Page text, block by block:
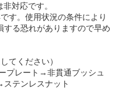
対応です。
す。使用状況の条件により
する恐れがありますので早め
てください）
プレート→非貫通ブッシュ
テンレスナット